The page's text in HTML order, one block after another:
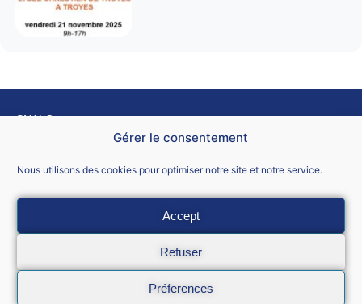
Gérer le consentement
Nous utilisons des cookies pour optimiser notre site et notre service.
Accept
Refuser
Préferences
SNALC
4 rue de Trévise – 75009 PARIS.
CGU